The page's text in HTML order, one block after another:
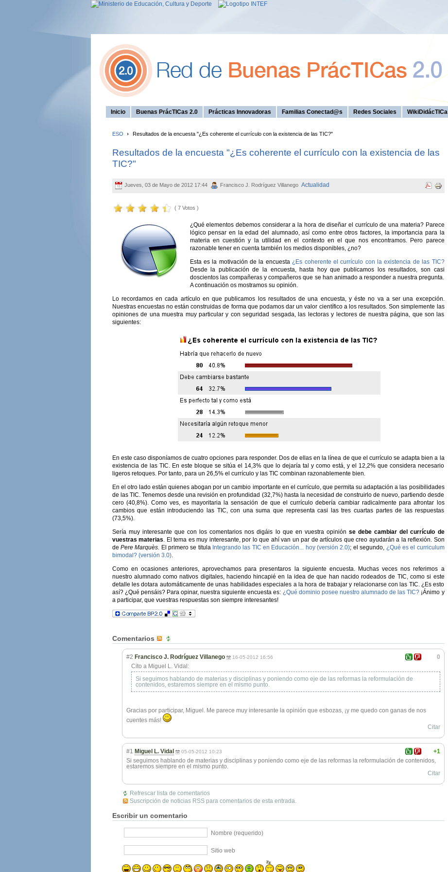
Inicio Buenas PrácTICas 2.0 Prácticas Innovadoras Familias Conectad@s Redes Sociales WikiDidácTICa
ESO Resultados de la encuesta "¿Es coherente el currículo con la existencia de las TIC?"
Resultados de la encuesta "¿Es coherente el currículo con la existencia de las
TIC?"
Jueves, 03 de Mayo de 2012 17:44 Francisco J. Rodríguez Villanego Actualidad
( 7 Votos )
¿Qué elementos debemos considerar a la hora de diseñar el currículo de una materia? Parece
lógico pensar en la edad del alumnado, así como entre otros factores, la importancia para la
materia en cuestión y la utilidad en el contexto en el que nos encontramos. Pero parece
razonable tener en cuenta también los medios disponibles, ¿no?
Esta es la motivación de la encuesta¿Es coherente el currículo con la existencia de las TIC?
Desde la publicación de la encuesta, hasta hoy que publicamos los resultados, son casi
doscientos las compañeras y compañeros que se han animado a responder a nuestra pregunta.
A continuación os mostramos su opinión.
Lo recordamos en cada artículo en que publicamos los resultados de una encuesta, y éste no va a ser una excepción.
Nuestras encuestas no están construidas de forma que podamos dar un valor científico a los resultados. Son simplemente las
opiniones de una muestra muy particular y con seguridad sesgada, las lectoras y lectores de nuestra página, que son las
siguientes:
En este caso disponíamos de cuatro opciones para responder. Dos de ellas en la línea de que el currículo se adapta bien a la
existencia de las TIC. En este bloque se sitúa el 14,3% que lo dejaría tal y como está, y el 12,2% que considera necesario
ligeros retoques. Por tanto, para un 26,5% el currículo y las TIC combinan razonablemente bien.
En el otro lado están quienes abogan por un cambio importante en el currículo, que permita su adaptación a las posibilidades
de las TIC. Tenemos desde una revisión en profundidad (32,7%) hasta la necesidad de construirlo de nuevo, partiendo desde
cero (40,8%). Como ves, es mayoritaria la sensación de que el currículo debería cambiar radicalmente para afrontar los
cambios que están introduciendo las TIC, con una suma que representa casi las tres cuartas partes de las respuestas
(73,5%).
Sería muy interesante que con los comentarios nos digáis lo que en vuestra opinión se debe cambiar del currículo de
vuestras materias. El tema es muy interesante, por lo que ahí van un par de artículos que creo ayudarán a la reflexión. Son
de Pere Marquès. El primero se titula Integrando las TIC en Educación... hoy (versión 2.0); el segundo, ¿Qué es el curriculum
bimodal? (versión 3.0).
Como en ocasiones anteriores, aprovechamos para presentaros la siguiente encuesta. Muchas veces nos referimos a
nuestro alumnado como nativos digitales, haciendo hincapié en la idea de que han nacido rodeados de TIC, como si este
detalle les dotara automáticamente de unas habilidades especiales a la hora de trabajar y relacionarse con las TIC. ¿Es esto
así? ¿Qué pensáis? Para opinar, nuestra siguiente encuesta es: ¿Qué dominio posee nuestro alumnado de las TIC? ¡Ánimo y
a participar, que vuestras respuestas son siempre interesantes!
Comentarios
0
#2 Francisco J. Rodríguez Villanego 16-05-2012 16:56
Cito a Miguel L. Vidal:
Si seguimos hablando de materias y disciplinas y poniendo como eje de las reformas la reformulación de
contenidos, estaremos siempre en el mismo punto.
Gracias por participar, Miguel. Me parece muy interesante la opinión que esbozas, ¡y me quedo con ganas de nos
cuentes más!
Citar
+1
#1 Miguel L. Vidal 05-05-2012 10:23
Si seguimos hablando de materias y disciplinas y poniendo como eje de las reformas la reformulación de contenidos,
estaremos siempre en el mismo punto.
Citar
Refrescar lista de comentarios
Suscripción de noticias RSS para comentarios de esta entrada.
Escribir un comentario
Nombre (requerido)
Sitio web